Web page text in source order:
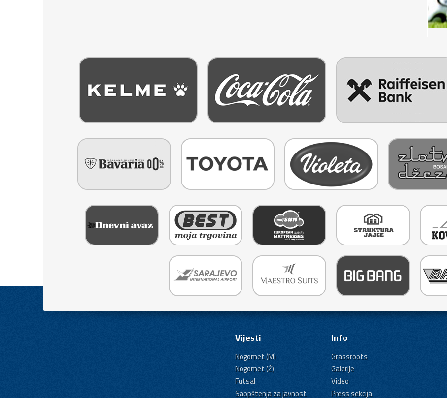
Vijesti
Nogomet (M)
Nogomet (Ž)
Futsal
Saopštenja za javnost
Info
Grassroots
Galerije
Video
Press sekcija